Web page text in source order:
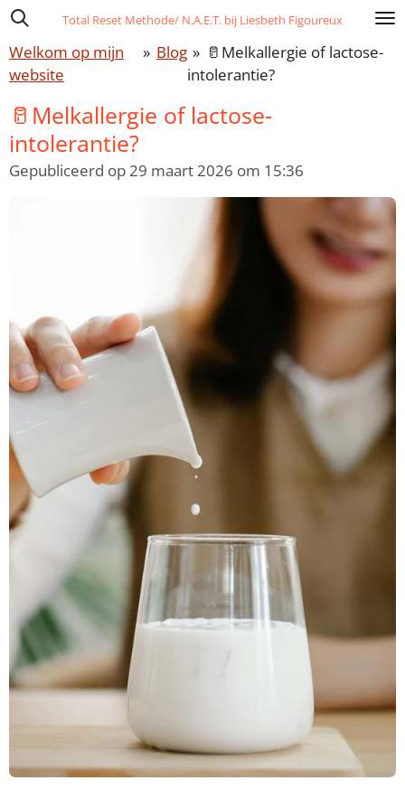
Ga
direct
naar
de
hoofdinhoud
Total Reset Methode/ N.A.E.T. bij Liesbeth Figoureux
Welkom op mijn
website
» Blog » 🥛Melkallergie of lactose-
intolerantie?
🥛Melkallergie of lactose-
intolerantie?
Gepubliceerd op 29 maart 2026 om 15:36